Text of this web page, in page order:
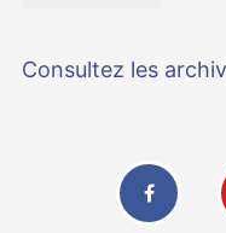
Consultez les